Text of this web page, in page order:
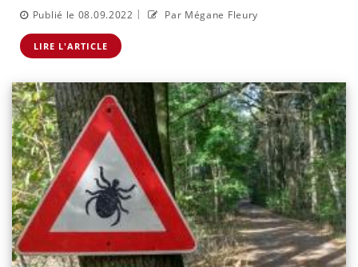
Publié le 08.09.2022 | Par Mégane Fleury
LIRE L'ARTICLE